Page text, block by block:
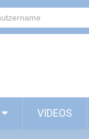
VIDEOS